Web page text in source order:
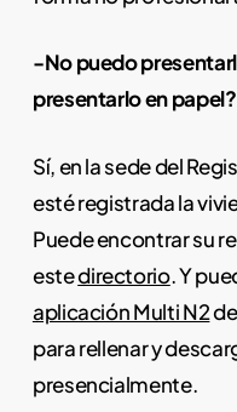
-No puedo
presentarlo en papel?
Sí, en la sede del
esté registrada la
Puede encontrar su
estedirectorio. Y
aplicación Multi N2
para rellenar y
presencialmente.